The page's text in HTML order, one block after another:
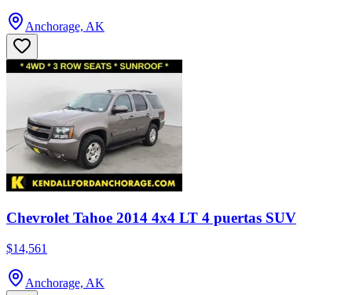
Anchorage, AK
Chevrolet Tahoe 2014 4x4 LT 4 puertas SUV
$14,561
Anchorage, AK